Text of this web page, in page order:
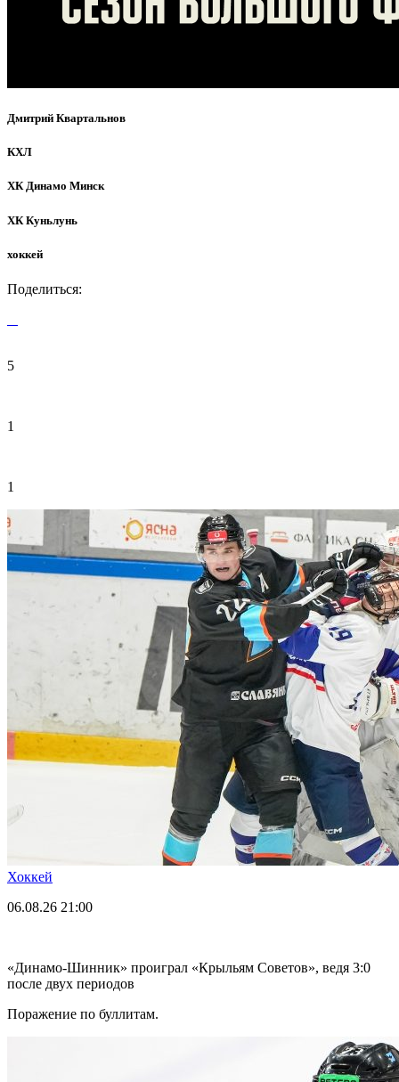
Дмитрий Квартальнов
КХЛ
ХК Динамо Минск
ХК Куньлунь
хоккей
Поделиться:
5
1
1
Хоккей
06.08.26 21:00
«Динамо-Шинник» проиграл «Крыльям Советов», ведя 3:0
после двух периодов
Поражение по буллитам.